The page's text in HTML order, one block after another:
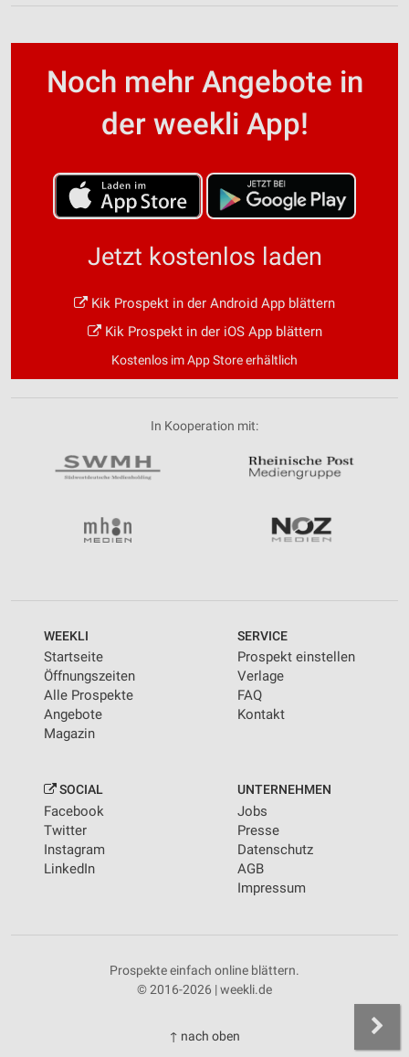
Noch mehr Angebote in
der weekli App!
Jetzt kostenlos laden
Kik Prospekt in der Android App blättern
Kik Prospekt in der iOS App blättern
Kostenlos im App Store erhältlich
In Kooperation mit:
WEEKLI
Startseite
Öffnungszeiten
Alle Prospekte
Angebote
Magazin
SERVICE
Prospekt einstellen
Verlage
FAQ
Kontakt
SOCIAL
Facebook
Twitter
Instagram
LinkedIn
UNTERNEHMEN
Jobs
Presse
Datenschutz
AGB
Impressum
Prospekte einfach online blättern.
© 2016-2026 | weekli.de
↑ nach oben